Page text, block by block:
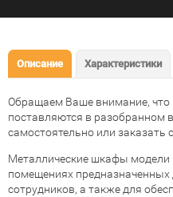
Описание Характеристики
Обращаем Ваше внимание,
поставляются в разобранном
самостоятельно или заказать
Металлические шкафы
помещениях предназначенных
сотрудников, а также для